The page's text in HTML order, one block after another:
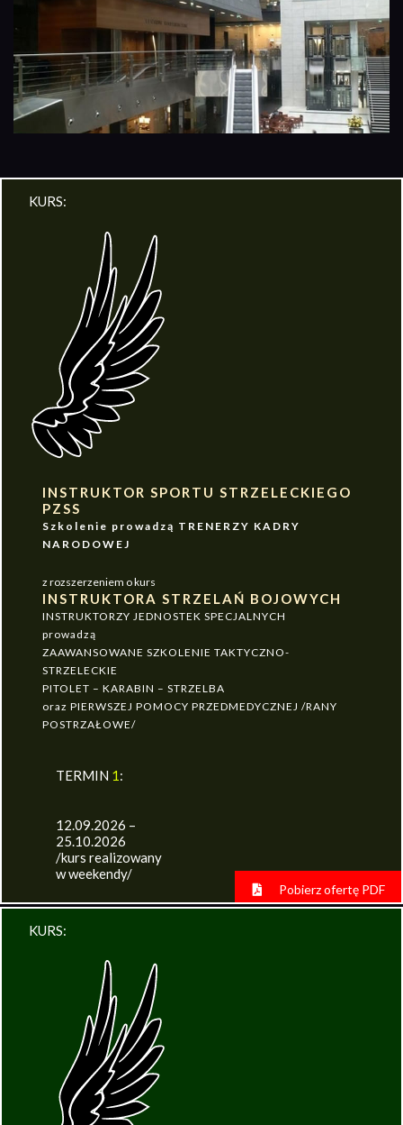
KURS:
INSTRUKTOR SPORTU STRZELECKIEGO
PZSS
Szkolenie prowadzą TRENERZY KADRY
NARODOWEJ
z rozszerzeniem o kurs
INSTRUKTORA STRZELAŃ BOJOWYCH
INSTRUKTORZY JEDNOSTEK SPECJALNYCH
prowadzą
ZAAWANSOWANE SZKOLENIE TAKTYCZNO-
STRZELECKIE
PITOLET – KARABIN – STRZELBA
oraz PIERWSZEJ POMOCY PRZEDMEDYCZNEJ /RANY
POSTRZAŁOWE/
TERMIN 1:
12.09.2026 –
25.10.2026
/kurs realizowany
w weekendy/
Pobierz ofertę PDF
KURS: